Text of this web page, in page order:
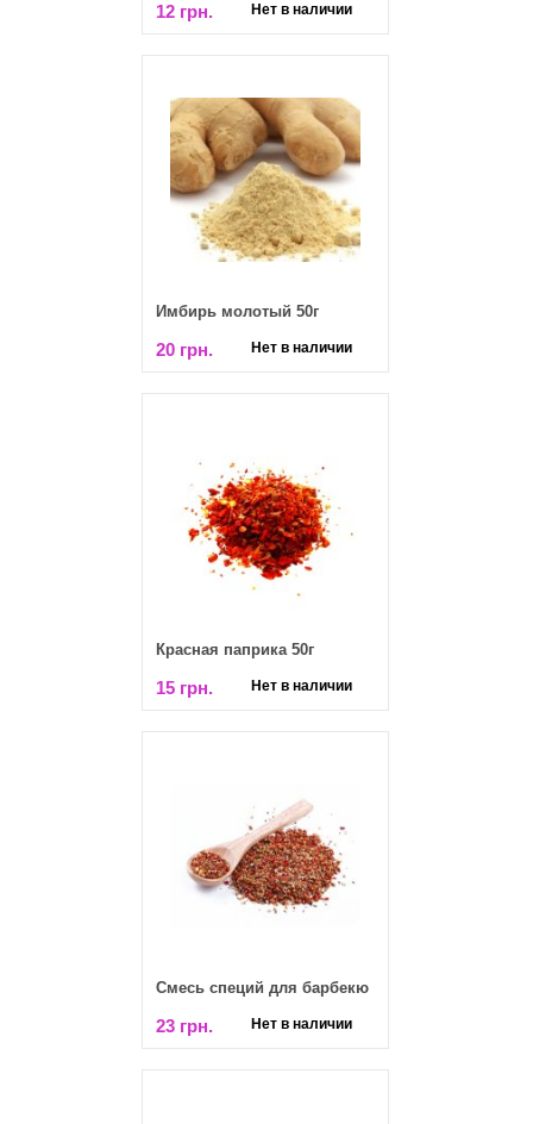
12 грн. Нет в наличии
Имбирь молотый 50г
20 грн. Нет в наличии
Красная паприка 50г
15 грн. Нет в наличии
Смесь специй для барбекю
23 грн. Нет в наличии